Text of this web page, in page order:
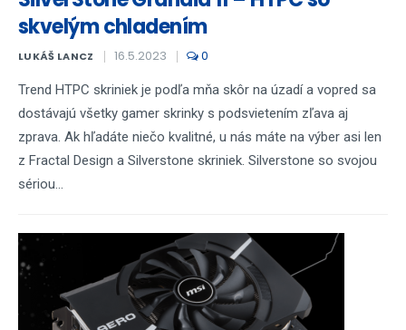
skvelým chladením
LUKÁŠ LANCZ 16.5.2023 0
Trend HTPC skriniek je podľa mňa skôr na úzadí a vopred sa
dostávajú všetky gamer skrinky s podsvietením zľava aj
zprava. Ak hľadáte niečo kvalitné, u nás máte na výber asi len
z Fractal Design a Silverstone skriniek. Silverstone so svojou
sériou...